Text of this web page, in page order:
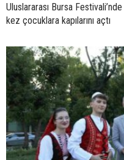
Uluslararası Bursa
kez çocuklara kapılarını açtı